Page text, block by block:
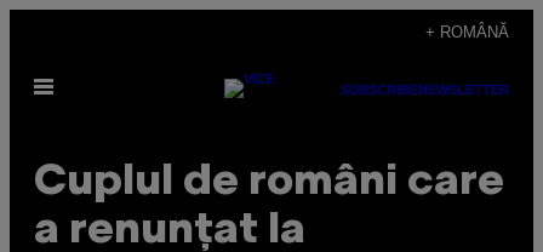
content
+ ROMÂNĂ
Open
SUBSCRIBENEWSLETTER
Cuplul de români care
a renunțat la